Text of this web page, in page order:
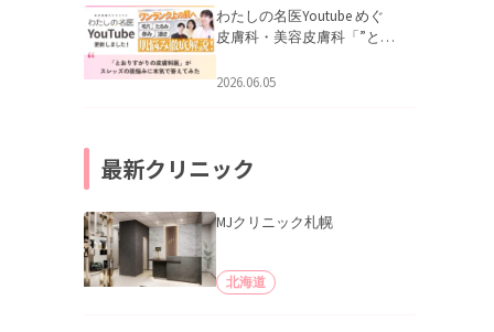
わたしの名医Youtube めぐ
皮膚科・美容皮膚科「”とお
ッズの肌悩みに本気で答え
2026.06.05
最新クリニック
MJクリニック札幌
北海道